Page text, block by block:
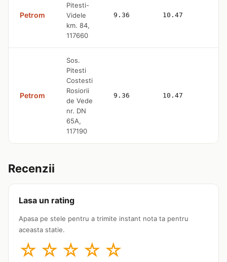
Petrom
Pitesti-
Videle
km. 84,
117660
9.36 10.47
Petrom
Sos.
Pitesti
Costesti
Rosiorii
de Vede
nr. DN
65A,
117190
9.36 10.47
Recenzii
Lasa un rating
Apasa pe stele pentru a trimite instant nota ta pentru
aceasta statie.
☆ ☆ ☆ ☆ ☆